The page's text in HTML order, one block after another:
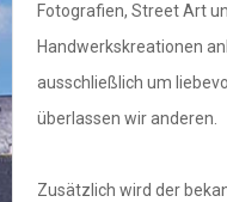
Fotografien, Street Art
Handwerkskreationen
ausschließlich um
überlassen wir anderen.
Zusätzlich wird der